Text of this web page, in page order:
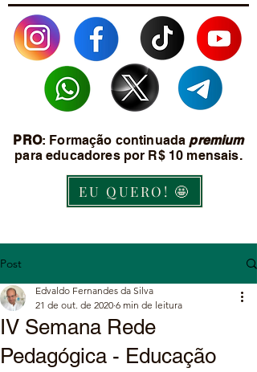
PRO: Formação continuada premium
para educadores por R$ 10 mensais.
EU QUERO! 🤩
Post
IV Semana Rede
Pedagógica - Educação
Edvaldo Fernandes da Silva
21 de out. de 2020 6 min de leitura